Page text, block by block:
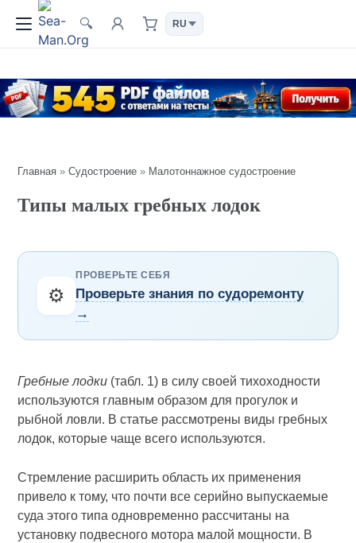
🔍
Главная »Судостроение » Малотоннажное судостроение
Типы малых гребных лодок
⚙️
ПРОВЕРЬТЕ СЕБЯ
Проверьте знания по судоремонту
→
Гребные лодки (табл. 1) в силу своей тихоходности
используются главным образом для прогулок и
рыбной ловли. В статье рассмотрены виды гребных
лодок, которые чаще всего используются.
Стремление расширить область их применения
привело к тому, что почти все серийно выпускаемые
суда этого типа одновременно рассчитаны на
установку подвесного мотора малой мощности. В